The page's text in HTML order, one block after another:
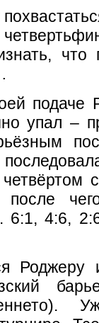
подаче
упал –
6:1, 4:6,
Роджеру